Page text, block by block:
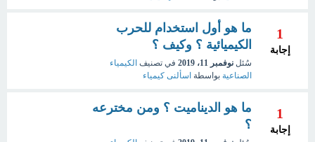
1
إجابة
ما هو أول استخدام للحرب
الكيميائية ؟ وكيف ؟
سُئل نوفمبر 11، 2019 في تصنيف الكيمياء
الصناعية بواسطة اسألنى كيمياء
1
إجابة
ما هو الديناميت ؟ ومن مخترعه
؟